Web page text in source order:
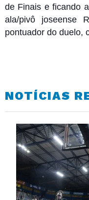
de Finais e ficando
ala/pivô joseense
pontuador do duelo,
NOTÍCIAS